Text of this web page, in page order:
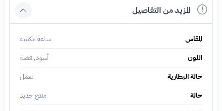
المزيد من التفاصيل
المقاس
ساعة مكتبيه
اللون
أسود, فضة
حالة البطارية
تعمل
حالة
منتج جديد